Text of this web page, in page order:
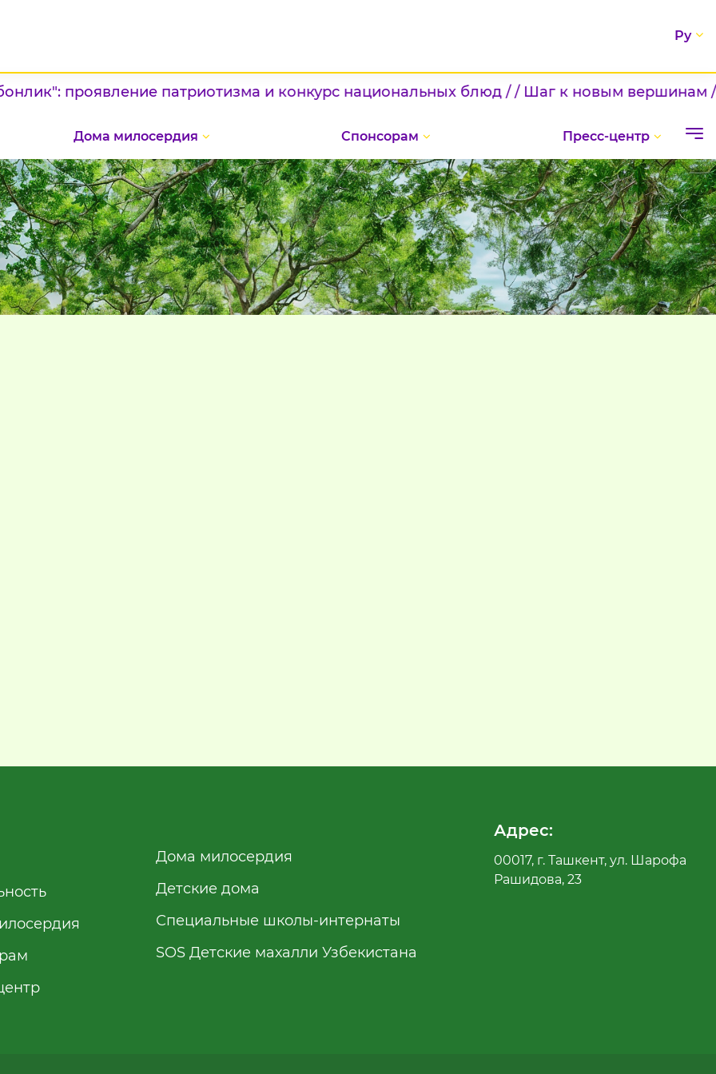
Ру
проявление патриотизма и конкурс национальных блюд / / Шаг к новым вершинам / /
Дома милосердия Спонсорам Пресс-центр
Дома милосердия
Детские дома
Специальные школы-интернаты
SOS Детские махалли Узбекистана
Адрес:
00017, г. Ташкент, ул. Шарофа
Рашидова, 23